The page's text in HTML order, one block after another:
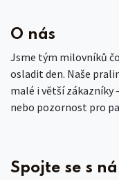
O nás
Jsme tým milovníků
osladit den. Naše
malé i větší zákazníky
nebo pozornost pro
Spojte se s